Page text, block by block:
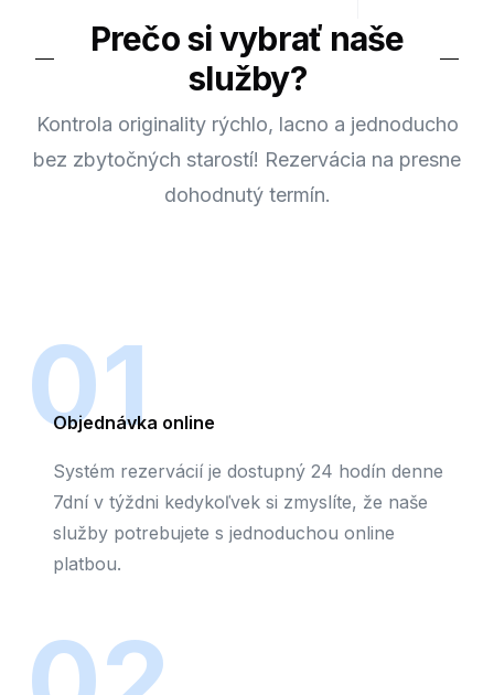
Prečo si vybrať naše
služby?
Kontrola originality rýchlo, lacno a jednoducho
bez zbytočných starostí! Rezervácia na presne
dohodnutý termín.
01
Objednávka online
Systém rezervácií je dostupný 24 hodín denne
7dní v týždni kedykoľvek si zmyslíte, že naše
služby potrebujete s jednoduchou online
platbou.